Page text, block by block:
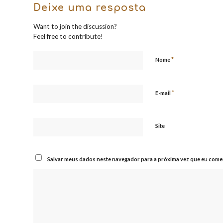
Deixe uma resposta
Want to join the discussion?
Feel free to contribute!
Nome*
E-mail *
Site
Salvar meus dados neste navegador para a próxima vez que eu